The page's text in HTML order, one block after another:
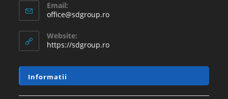
Email:
office@sdgroup.ro
Website:
https://sdgroup.ro
Informatii